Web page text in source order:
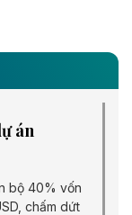
án
bộ 40% vốn
chấm dứt